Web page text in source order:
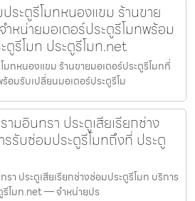
ระตูรีโมทหนองแขม ร้านขาย
ำหน่ายมอเตอร์ประตูรีโมทพร้อม
ตูรีโมท ประตูรีโมท.net
ทหนองแขม ร้านขายมอเตอร์ประตูรีโมทที่
อมรับเปลี่ยนมอเตอร์ประตูรีโม
มอินทรา ประตูเสียเรียกช่าง
รับซ่อมประตูรีโมทถึงที่ ประตู
า ประตูเสียเรียกช่างซ่อมประตูรีโมท บริการ
โมท.net — จำหน่ายปร